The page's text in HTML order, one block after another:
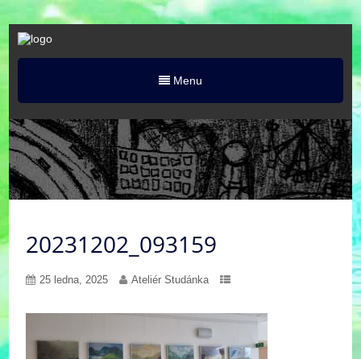
Menu
20231202_093159
25 ledna, 2025 Ateliér Studánka